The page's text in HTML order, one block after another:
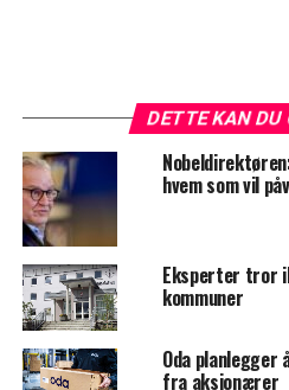
DETTE KAN DU
hvem som vil
Eksperter tror
kommuner
Oda planlegger
fra aksjonærer